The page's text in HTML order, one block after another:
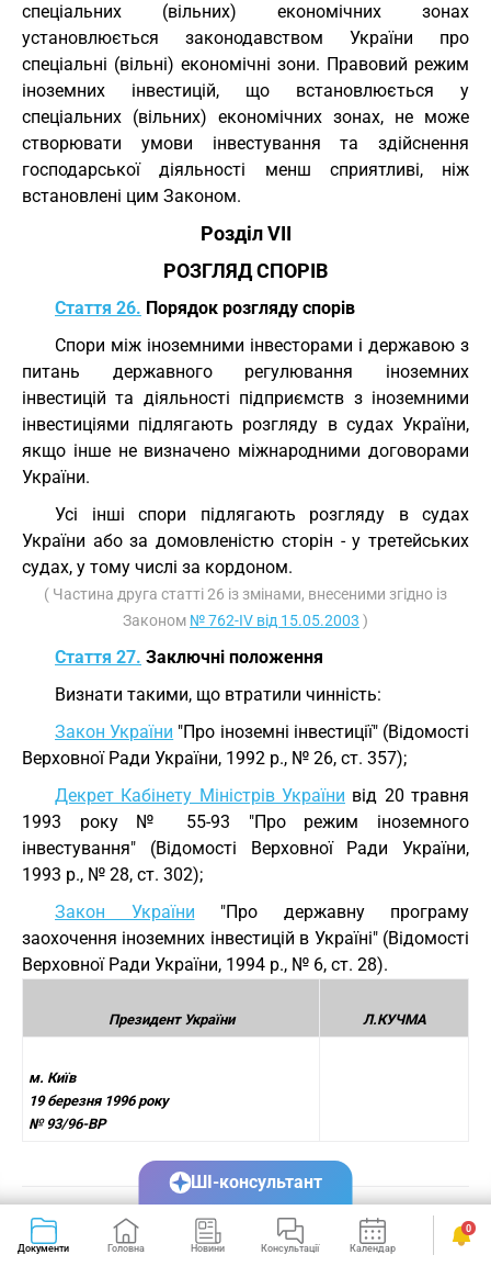
спеціальних (вільних) економічних зонах
установлюється законодавством України про
спеціальні (вільні) економічні зони. Правовий режим
іноземних інвестицій, що встановлюється у
спеціальних (вільних) економічних зонах, не може
створювати умови інвестування та здійснення
господарської діяльності менш сприятливі, ніж
встановлені цим Законом.
Розділ VII
РОЗГЛЯД СПОРІВ
Стаття 26. Порядок розгляду спорів
Спори між іноземними інвесторами і державою з
питань державного регулювання іноземних
інвестицій та діяльності підприємств з іноземними
інвестиціями підлягають розгляду в судах України,
якщо інше не визначено міжнародними договорами
України.
Усі інші спори підлягають розгляду в судах
України або за домовленістю сторін - у третейських
судах, у тому числі за кордоном.
( Частина друга статті 26 із змінами, внесеними згідно із
Законом № 762-IV від 15.05.2003 )
Стаття 27. Заключні положення
Визнати такими, що втратили чинність:
Закон України "Про іноземні інвестиції" (Відомості
Верховної Ради України, 1992 р., № 26, ст. 357);
Декрет Кабінету Міністрів України від 20 травня
1993 року № 55-93 "Про режим іноземного
інвестування" (Відомості Верховної Ради України,
1993 р., № 28, ст. 302);
Закон України "Про державну програму
заохочення іноземних інвестицій в Україні" (Відомості
Верховної Ради України, 1994 р., № 6, ст. 28).
Президент України Л.КУЧМА
м. Київ
19 березня 1996 року
№ 93/96-ВР
Документи Головна Новини Консультації Календар Сервіси
0
ШІ-консультант